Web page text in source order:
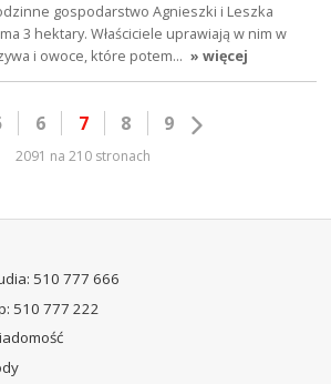
gospodarstwo Agnieszki i Leszka
3 hektary. Właściciele uprawiają w nim w
i owoce, które potem… » więcej
6 7 8 9
2091 na 210 stronach
510 777 666
510 777 222